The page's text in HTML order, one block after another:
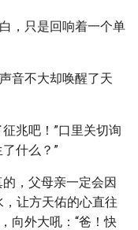
，只是回响着一个单
音不大却唤醒了天
兆吧！”口里关切询
什么？”
，父母亲一定会因
让方天佑的心直往
向外大吼：“爸！快